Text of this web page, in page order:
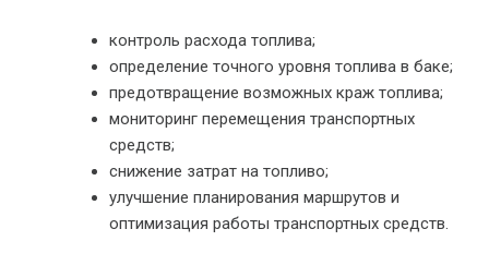
контроль расхода топлива;
определение точного уровня топлива в баке;
предотвращение возможных краж топлива;
мониторинг перемещения транспортных
средств;
снижение затрат на топливо;
улучшение планирования маршрутов и
оптимизация работы транспортных средств.